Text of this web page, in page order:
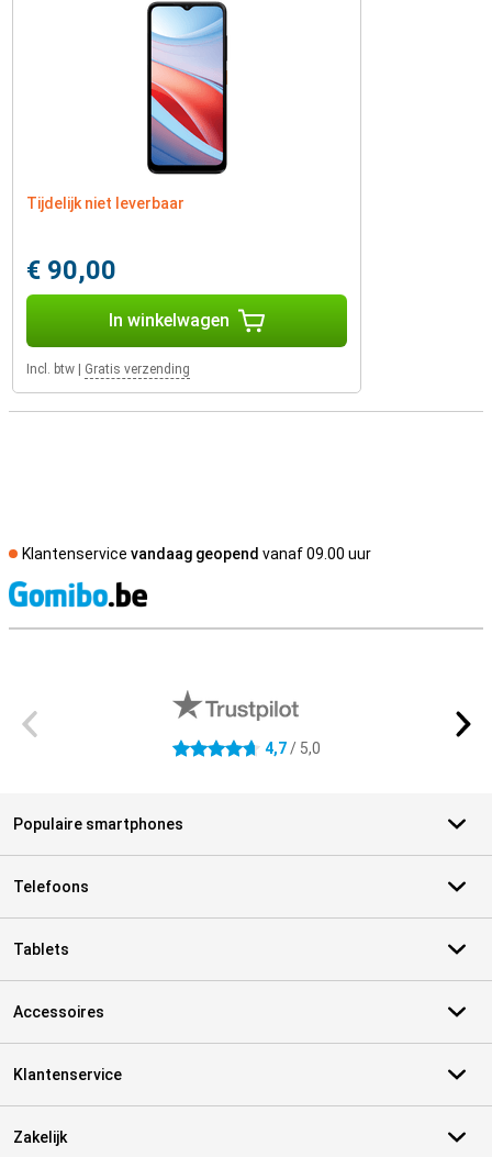
Tijdelijk niet leverbaar
€ 90,00
In winkelwagen
Incl. btw Gratis verzending
Klantenservice vandaag geopend vanaf 09.00 uur
4.7 sterren 4,7/ 5,0
Populaire smartphones
Telefoons
Tablets
Accessoires
Klantenservice
Zakelijk